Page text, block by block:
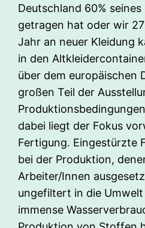
Deutschland 60%
getragen hat oder wir
Jahr an neuer Kleidung
in den
über dem europäischen
großen Teil der
dabei liegt der Fokus
Fertigung. Eingestürzte
bei der Produktion,
Arbeiter/Innen
ungefiltert in die
immense